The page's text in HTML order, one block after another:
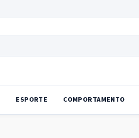
ESPORTE COMPORTAMENTO